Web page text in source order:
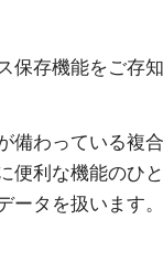
保存機能をご存
備わっている複
便利な機能のひ
ータを扱います。